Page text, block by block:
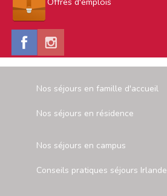
Nos séjours en famille d'accueil
Nos séjours en résidence
Nos séjours en campus
Conseils pratiques séjours Irlande